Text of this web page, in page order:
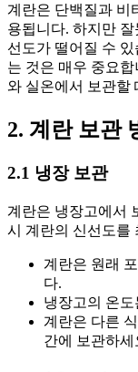
계란은 단백질과 비
용됩니다. 하지만
선도가 떨어질 수
는 것은 매우 중요
와 실온에서 보관할
2. 계란 보관
2.1 냉장 보관
계란은 냉장고에서
시 계란의 신선도를
계란은 원래
다.
냉장고의 온
계란은 다른
간에 보관하세